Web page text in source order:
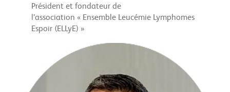
Président et fondateur de
l’association « Ensemble Leucémie Lymphomes
Espoir (ELLyE) »